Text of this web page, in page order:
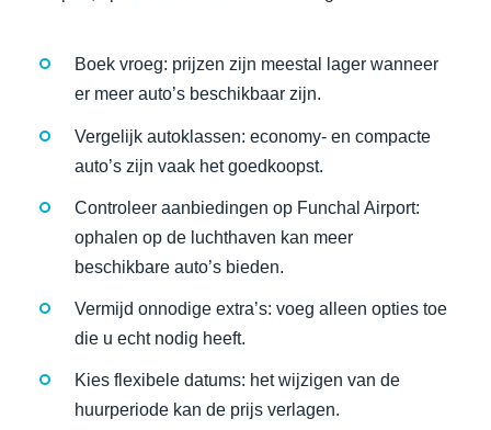
Boek vroeg: prijzen zijn meestal lager wanneer
er meer auto’s beschikbaar zijn.
Vergelijk autoklassen: economy- en compacte
auto’s zijn vaak het goedkoopst.
Controleer aanbiedingen op Funchal Airport:
ophalen op de luchthaven kan meer
beschikbare auto’s bieden.
Vermijd onnodige extra’s: voeg alleen opties toe
die u echt nodig heeft.
Kies flexibele datums: het wijzigen van de
huurperiode kan de prijs verlagen.